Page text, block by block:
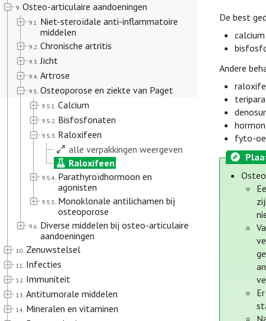
9. Osteo-articulaire aandoeningen
9.1. Niet-steroïdale anti-inflammatoire
middelen
9.2. Chronische artritis
9.3. Jicht
9.4. Artrose
9.5. Osteoporose en ziekte van Paget
9.5.1. Calcium
9.5.2. Bisfosfonaten
9.5.3. Raloxifeen
alle verpakkingen weergeven
Raloxifeen
9.5.4. Parathyroïdhormoon en
agonisten
9.5.5. Monoklonale antilichamen bij
osteoporose
9.6. Diverse middelen bij osteo-articulaire
aandoeningen
10. Zenuwstelsel
11. Infecties
12. Immuniteit
13. Antitumorale middelen
14. Mineralen en vitaminen
De best
Andere
fyto-